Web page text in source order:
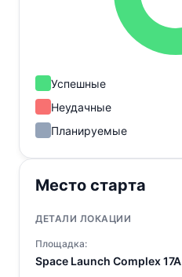
Успешные
Неудачные
Планируемые
Место старта
ДЕТАЛИ ЛОКАЦИИ
Площадка:
Space Launch Complex 17A